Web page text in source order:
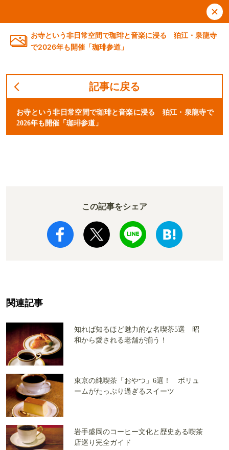
お寺という非日常空間で珈琲と音楽に浸る 狛江・泉龍寺
で2026年も開催「珈琲参道」
記事に戻る
お寺という非日常空間で珈琲と音楽に浸る 狛江・泉龍寺で
2026年も開催「珈琲参道」
この記事をシェア
関連記事
知れば知るほど魅力的な名喫茶5選 昭
和から愛される老舗が揃う！
東京の純喫茶「おやつ」6選！ ボリュ
ームがたっぷり過ぎるスイーツ
岩手盛岡のコーヒー文化と歴史ある喫茶
店巡り完全ガイド